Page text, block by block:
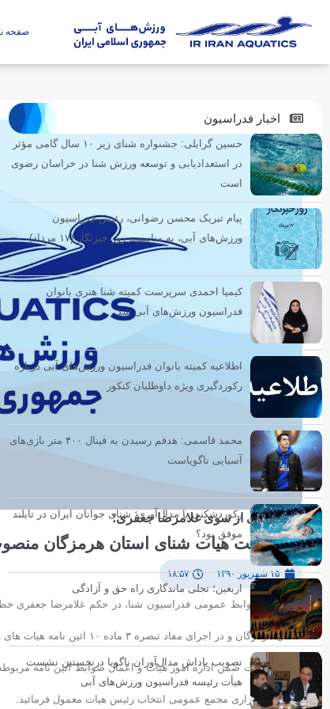
صفحه
طی حکمی از سوی غلامرضا جعفری؛
سرپرست هیات شنای استان هرمزگان
۱۵ شهریور ۱۳۹۰ ۱۸:۵۷
به گزارش روابط عمومی فدراسیون شنا، در حکم غلامرضا جعفری
استان هرمزگان و در اجرای مفاد تبصره ٣ ماده ١۰ ائین نامه هیات های ورزشی به موجب این ابلاغ به سمت سپرست هیات شنای استان مزبور منصوب می شوید.
شایسته است ضمن اداره امور هیات و اعمال ضوابط آئین نامه
خصوص برگزاری مجمع عمومی انتخاب رئیس هیات معمول فرمائید.
اخبار فدراسیون
حسین گرایلی: جشنواره شنای زیر ۱۰ سال گامی مؤثر
در استعدادیابی و توسعه ورزش شنا در خراسان رضوی
است
پیام تبریک محسن رضوانی، رئیس فدراسیون
ورزش‌های آبی، به مناسبت روز خبرنگار (۱۷ مرداد)
کیمیا احمدی سرپرست کمیته شنا هنری بانوان
فدراسیون ورزش‌های آبی شد
اطلاعیه کمیته بانوان فدراسیون ورزش‌های آبی درباره
رکوردگیری ویژه داوطلبان کنکور
محمد قاسمی: هدفم رسیدن به فینال ۴۰۰ متر بازی‌های
آسیایی ناگویاست
رکوردشکنی یا مدال‌آوری؛ شنای جوانان ایران در تایلند
موفق بود؟
اربعین؛ تجلی ماندگاری راه حق و آزادگی
تصویب پاداش مدال‌آوران ناگویا درنخستین نشست
هیأت رئیسه فدراسیون ورزش‌های آبی